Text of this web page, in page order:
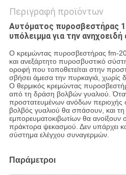
Περιγραφή προϊόντων
Αυτόματος πυροσβεστήρας
υπόλειμμα για την ανηχοειδή
Ο κρεμώντας πυροσβεστήρας fm-
και ανεξάρτητο πυροσβυστικό
οροφή που τοποθετείται στην
σβήσει άμεσα την πυρκαγιά, χωρίς
Ο θερμικός κρεμώντας
από τη δράση βολβών γυαλιού.
προστατευμένων ανόδων περιοχής
βολβός γυαλιού θα σπάσουν, και τη
εμπορευματοκιβωτίων θα ανοίξουν
πράκτορα ψεκασμού. Δεν υπάρχει
σύστημα ελέγχου συναγερμών.
Παράμετροι